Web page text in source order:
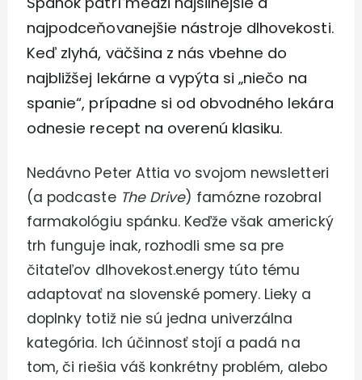
najpodceňovanejšie nástroje dlhovekosti.
Keď zlyhá, väčšina z nás vbehne do
najbližšej lekárne a vypýta si „niečo na
spanie“, prípadne si od obvodného lekára
odnesie recept na overenú klasiku.
Nedávno Peter Attia vo svojom newsletteri
(a podcaste The Drive) famózne rozobral
farmakológiu spánku. Keďže však americký
trh funguje inak, rozhodli sme sa pre
čitateľov dlhovekost.energy túto tému
adaptovať na slovenské pomery. Lieky a
doplnky totiž nie sú jedna univerzálna
kategória. Ich účinnosť stojí a padá na
tom, či riešia váš konkrétny problém, alebo